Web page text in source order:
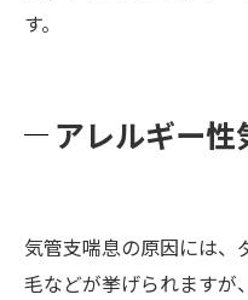
す。
アレルギー
気管支喘息の原因には、
毛などが挙げられますが